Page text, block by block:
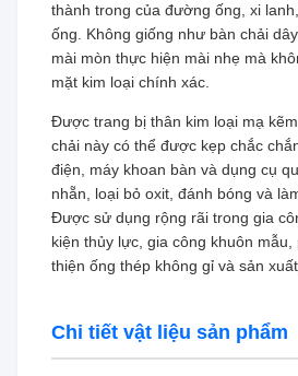
thành trong của đường ống, xi
ống. Không giống như bàn chải
mài mòn thực hiện mài nhẹ mà
mặt kim loại chính xác.
Được trang bị thân kim loại mạ
chải này có thể được kẹp chắc
điện, máy khoan bàn và dụng cụ
nhẵn, loại bỏ oxit, đánh bóng và
Được sử dụng rộng rãi trong gia
kiện thủy lực, gia công khuôn
thiện ống thép không gỉ và sản
Chi tiết vật liệu sản phẩm